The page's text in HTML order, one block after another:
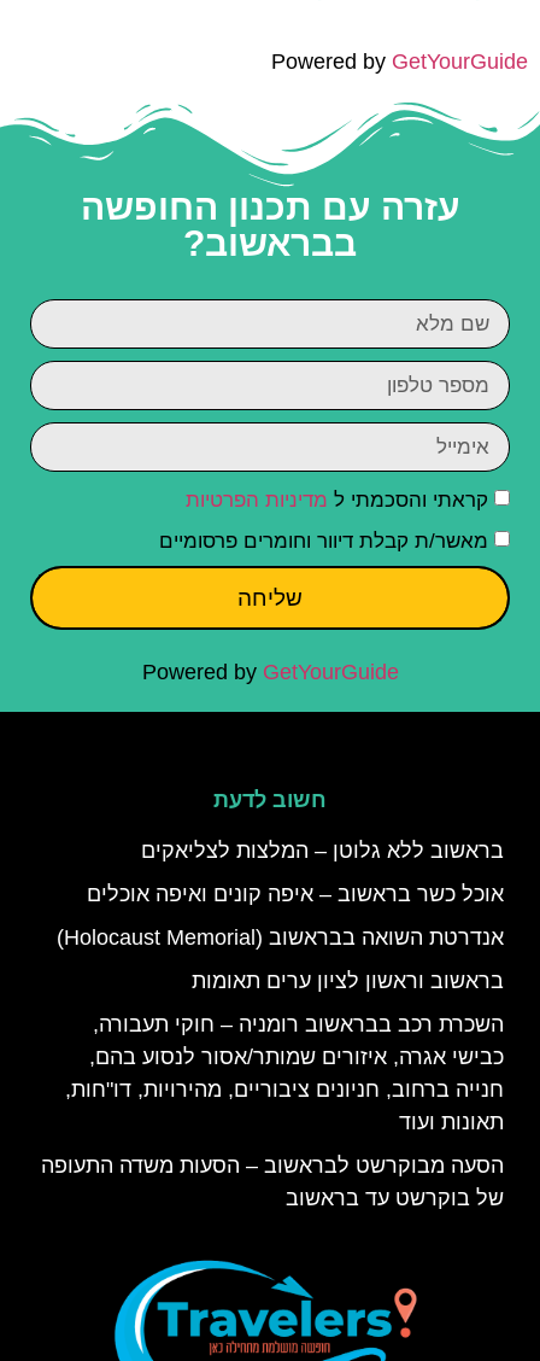
Powered by GetYourGuide
עזרה עם תכנון החופשה
בבראשוב?
קראתי והסכמתי ל מדיניות הפרטיות
מאשר/ת קבלת דיוור וחומרים פרסומיים
שליחה
Powered by GetYourGuide
חשוב לדעת
בראשוב ללא גלוטן – המלצות לצליאקים
אוכל כשר בראשוב – איפה קונים ואיפה אוכלים
אנדרטת השואה בבראשוב (Holocaust Memorial)
בראשוב וראשון לציון ערים תאומות
השכרת רכב בבראשוב רומניה – חוקי תעבורה,
כבישי אגרה, איזורים שמותר/אסור לנסוע בהם,
חנייה ברחוב, חניונים ציבוריים, מהירויות, דו"חות,
תאונות ועוד
הסעה מבוקרשט לבראשוב – הסעות משדה התעופה
של בוקרשט עד בראשוב